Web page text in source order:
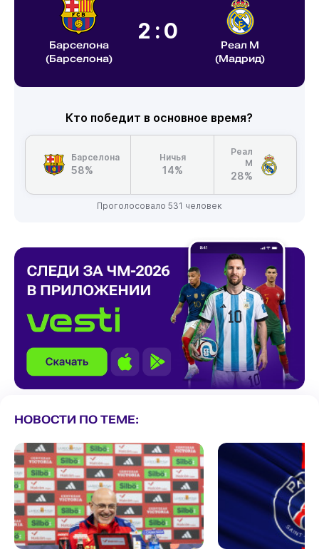
Барселона
(Барселона)
2:0
Реал М
(Мадрид)
Кто победит в основное время?
Барселона
58%
Ничья
14%
Реал
М
28%
Проголосовало 531 человек
НОВОСТИ ПО ТЕМЕ: